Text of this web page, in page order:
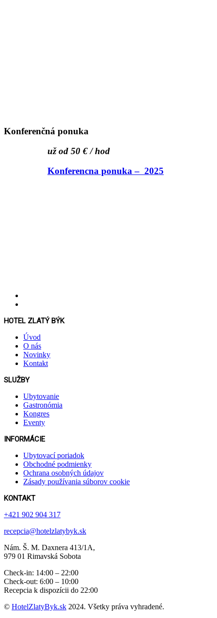
Konferenčná ponuka
už od 50 € / hod
Konferencna ponuka – 2025
HOTEL ZLATÝ BÝK
Úvod
O nás
Novinky
Kontakt
SLUŽBY
Ubytovanie
Gastronómia
Kongres
Eventy
INFORMÁCIE
Ubytovací poriadok
Obchodné podmienky
Ochrana osobných údajov
Zásady používania súborov cookie
KONTAKT
+421 902 904 317
recepcia@hotelzlatybyk.sk
Nám. Š. M. Daxnera 413 /1A,
979 01 Rimavská Sobota
Check-in: 14:00 – 22:00
Check-out: 6:00 – 10:00
Recepcia k dispozícii do 22:00
© HotelZlatyByk.sk 2024. Všetky práva vyhradené.